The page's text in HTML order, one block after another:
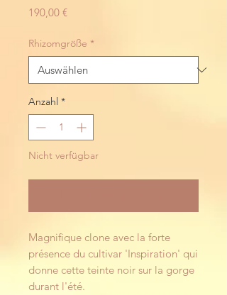
190,00 €Preis
Rhizomgröße *
Anzahl *
Nicht verfügbar
Magnifique clone avec la forte
présence du cultivar 'Inspiration' qui
donne cette teinte noir sur la gorge
durant l'été.